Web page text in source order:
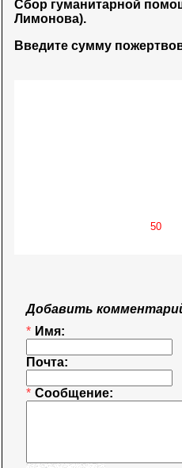
Сбор гуманитарной
Лимонова).
Введите сумму
Добавить
* Имя:
Почта:
* Сообщение: